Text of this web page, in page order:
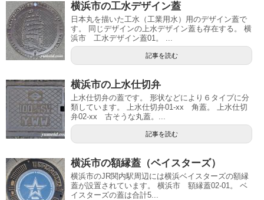
横浜市の工水デザイン蓋
日本丸を描いた工水（工業用水）用のデザイン蓋で
す。 同じデザインの上水デザイン蓋も存在する。 横
浜市 工水デザイン蓋01。 ...
記事を読む
横浜市の上水仕切弁
上水仕切弁の蓋です。 形状などにより６タイプに分
類しています。 上水仕切弁01-xx 角蓋。 上水仕切
弁02-xx 古そうな丸蓋。...
記事を読む
横浜市の額縁蓋（ベイスターズ）
横浜市のJR関内駅周辺には横浜ベイスターズの額縁
蓋が設置されています。 横浜市 額縁蓋02-01。 ベ
イスターズの蓋は合計5...